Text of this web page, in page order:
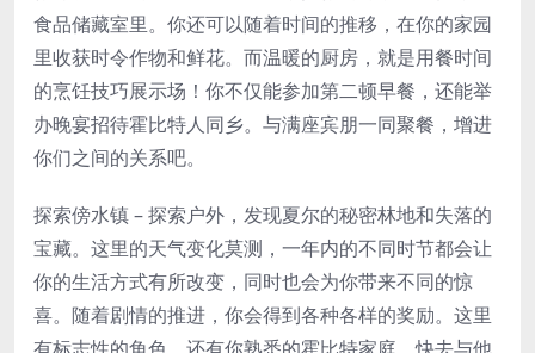
食品储藏室里。你还可以随着时间的推移，在你的家园
里收获时令作物和鲜花。而温暖的厨房，就是用餐时间
的烹饪技巧展示场！你不仅能参加第二顿早餐，还能举
办晚宴招待霍比特人同乡。与满座宾朋一同聚餐，增进
你们之间的关系吧。
探索傍水镇 – 探索户外，发现夏尔的秘密林地和失落的
宝藏。这里的天气变化莫测，一年内的不同时节都会让
你的生活方式有所改变，同时也会为你带来不同的惊
喜。随着剧情的推进，你会得到各种各样的奖励。这里
有标志性的角色，还有你熟悉的霍比特家庭，快去与他